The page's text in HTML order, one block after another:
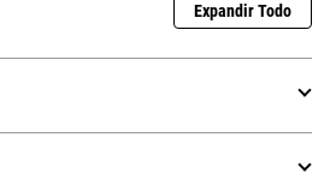
Expandir Todo